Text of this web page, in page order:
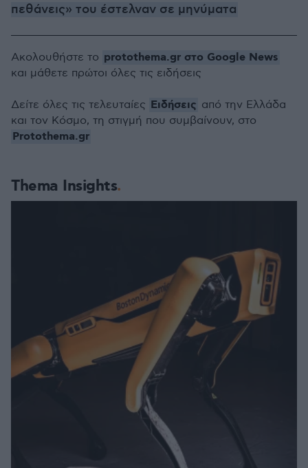
πεθάνεις» του έστελναν σε μηνύματα
Thema Insights
Ακολουθήστε το protothema.gr στο Google News
και μάθετε πρώτοι όλες τις ειδήσεις
Δείτε όλες τις τελευταίες Ειδήσεις από την Ελλάδα
και τον Κόσμο, τη στιγμή που συμβαίνουν, στο
Protothema.gr